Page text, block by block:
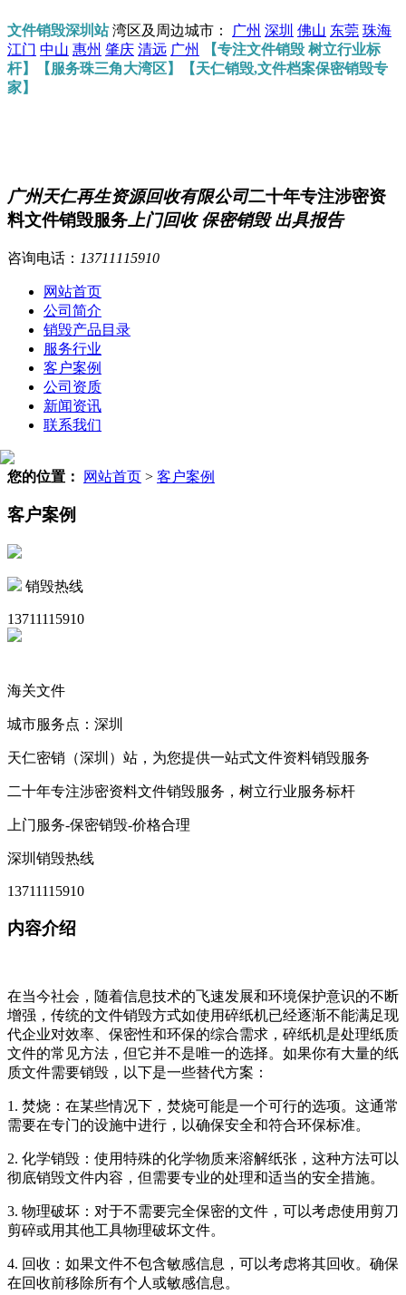
文件销毁深圳站湾区及周边城市： 广州 深圳 佛山 东莞 珠海
江门 中山 惠州 肇庆 清远 广州
【专注文件销毁 树立行业标
杆】【服务珠三角大湾区】【天仁销毁,文件档案保密销毁专
家】
广州天仁再生资源回收有限公司二十年专注涉密资
料文件销毁服务 上门回收 保密销毁 出具报告
咨询电话： 13711115910
网站首页
公司简介
销毁产品目录
服务行业
客户案例
公司资质
新闻资讯
联系我们
您的位置： 网站首页 > 客户案例
客户案例
销毁热线
13711115910
海关文件
城市服务点：深圳
天仁密销（深圳）站，为您提供一站式文件资料销毁服务
二十年专注涉密资料文件销毁服务，树立行业服务标杆
上门服务-保密销毁-价格合理
深圳销毁热线
13711115910
内容介绍
在当今社会，随着信息技术的飞速发展和环境保护意识的不断
增强，传统的文件销毁方式如使用碎纸机已经逐渐不能满足现
代企业对效率、保密性和环保的综合需求，碎纸机是处理纸质
文件的常见方法，但它并不是唯一的选择。如果你有大量的纸
质文件需要销毁，以下是一些替代方案：
1. 焚烧：在某些情况下，焚烧可能是一个可行的选项。这通常
需要在专门的设施中进行，以确保安全和符合环保标准。
2. 化学销毁：使用特殊的化学物质来溶解纸张，这种方法可以
彻底销毁文件内容，但需要专业的处理和适当的安全措施。
3. 物理破坏：对于不需要完全保密的文件，可以考虑使用剪刀
剪碎或用其他工具物理破坏文件。
4. 回收：如果文件不包含敏感信息，可以考虑将其回收。确保
在回收前移除所有个人或敏感信息。